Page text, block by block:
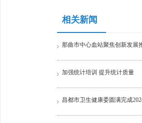
相关新闻
那曲市中心血站聚焦创新发展
加强统计培训 提升统计质量
昌都市卫生健康委圆满完成